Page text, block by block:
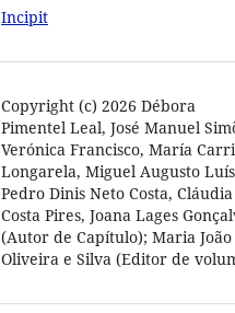
Incipit
Copyright (c) 2026 Débora
Pimentel Leal, José Manuel
Verónica Francisco, María
Longarela, Miguel Augusto
Pedro Dinis Neto Costa, Cláudia
Costa Pires, Joana Lages
(Autor de Capítulo); Maria João
Oliveira e Silva (Editor de